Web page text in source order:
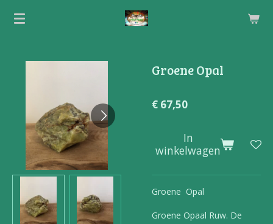
Ga
Groene Opal
€ 67,50
In
winkelwagen
Groene Opal
Groene Opaal Ruw. De